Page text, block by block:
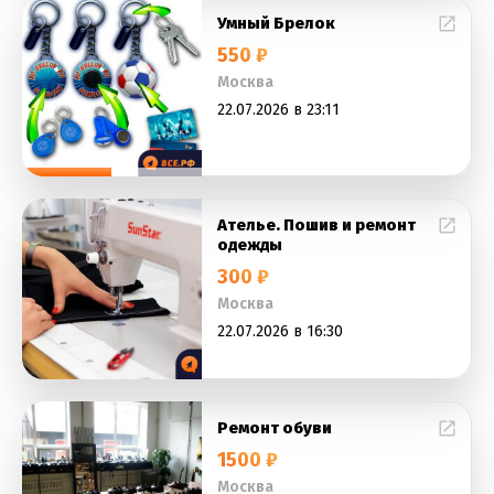
Умный Брелок
550 ₽
Москва
22.07.2026 в 23:11
Ателье. Пошив и ремонт
одежды
300 ₽
Москва
22.07.2026 в 16:30
Ремонт обуви
1500 ₽
Москва